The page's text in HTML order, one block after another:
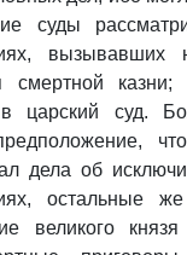
суды
вызывавших
смертной
царский суд.
дела об
остальные
великого